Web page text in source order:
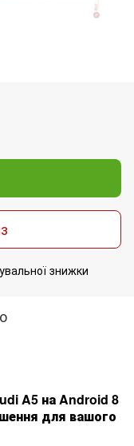
знижки
A5 на Android 8
для вашого